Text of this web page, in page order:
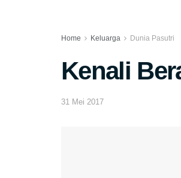
Home Keluarga Dunia Pasutri
Kenali
31 Mei 2017